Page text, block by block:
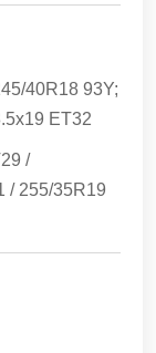
40R18 93Y;
ET32
/
/ 255/35R19